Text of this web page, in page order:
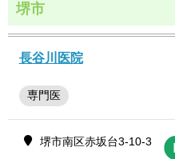
堺市
長谷川医院
専門医
堺市南区赤坂台3-10-3